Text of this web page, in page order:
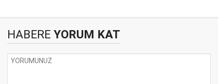
HABERE YORUM KAT